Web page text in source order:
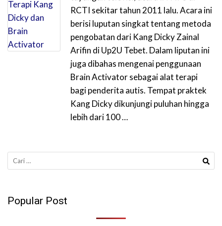
RCTI sekitar tahun 2011 lalu. Acara ini
berisi luputan singkat tentang metoda
pengobatan dari Kang Dicky Zainal
Arifin di Up2U Tebet. Dalam liputan ini
juga dibahas mengenai penggunaan
Brain Activator sebagai alat terapi
bagi penderita autis. Tempat praktek
Kang Dicky dikunjungi puluhan hingga
lebih dari 100 …
Cari
untuk:
Popular Post